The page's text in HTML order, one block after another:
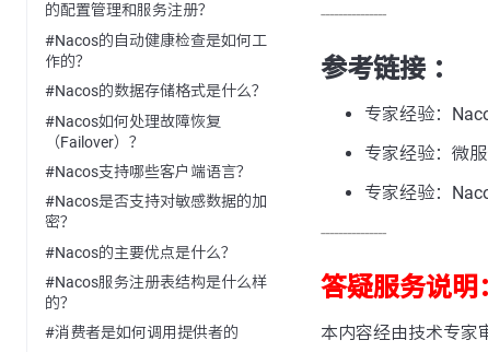
的配置管理和服务注册？
#Nacos的自动健康检查是如何工
作的？
#Nacos的数据存储格式是什么？
#Nacos如何处理故障恢复
（Failover）？
#Nacos支持哪些客户端语言？
#Nacos是否支持对敏感数据的加
密？
#Nacos的主要优点是什么？
#Nacos服务注册表结构是什么样
的？
#消费者是如何调用提供者的
---------------
参考链接 ：
专家经验：
专家经验：微
专家经验：
---------------
答疑服务说明：
本内容经由技术专家